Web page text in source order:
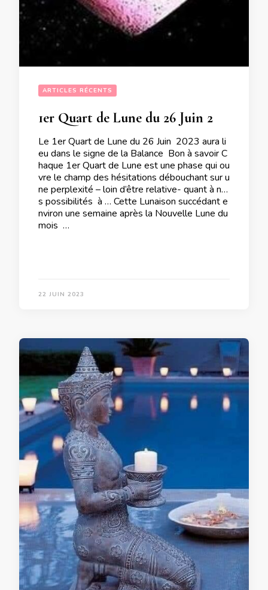
ARTICLES RÉCENTS
Le 1er Quart de Lune du 26 Juin 2023 aura li
eu dans le signe de la Balance Bon à savoir C
haque 1er Quart de Lune est une phase qui ou
vre le champ des hésitations débouchant sur u
ne perplexité – loin d’être relative- quant à no
s possibilités à … Cette Lunaison succédant e
nviron une semaine après la Nouvelle Lune du
mois …
22 JUIN 2023